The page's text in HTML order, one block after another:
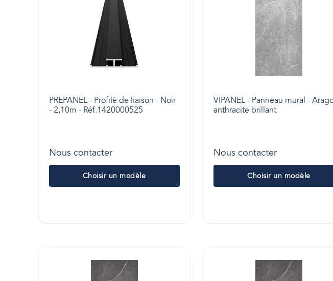
PREPANEL - Profilé de liaison - Noir
- 2,10m - Réf.1420000525
Nous contacter
Choisir un modèle
VIPANEL - Panneau mural -
anthracite brillant
Nous contacter
Choisir un modèle